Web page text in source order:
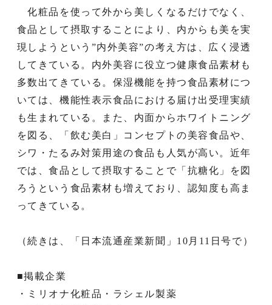
化粧品を使って外から美しくなるだけでなく、
食品として摂取することにより、内からも美を実
現しようという”内外美容”の考え方は、広く浸透
してきている。内外美容に役立つ健康食品素材も
多数出てきている。保湿機能を持つ食品素材につ
いては、機能性表示食品における届け出受理実績
も生まれている。また、内面からホワイトニング
を図る、「飲む美白」コンセプトの美容食品や、
シワ・たるみ対策用途の食品も人気が高い。近年
では、食品として摂取することで「抗糖化」を図
ろうという食品素材も増えており、認知度も高ま
ってきている。
（続きは、「日本流通産業新聞」10月11日号で）
■掲載企業
・ミリオナ化粧品・ラシェル製薬